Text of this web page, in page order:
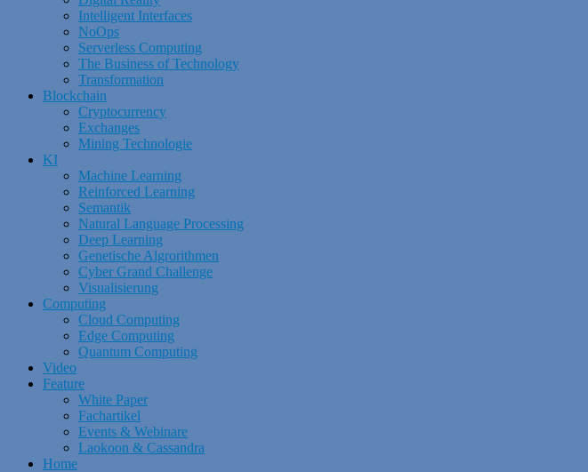
Intelligent Interfaces
NoOps
Serverless Computing
The Business of Technology
Transformation
Blockchain
Cryptocurrency
Exchanges
Mining Technologie
KI
Machine Learning
Reinforced Learning
Semantik
Natural Language Processing
Deep Learning
Genetische Algrorithmen
Cyber Grand Challenge
Visualisierung
Computing
Cloud Computing
Edge Computing
Quantum Computing
Video
Feature
White Paper
Fachartikel
Events & Webinare
Laokoon & Cassandra
Home